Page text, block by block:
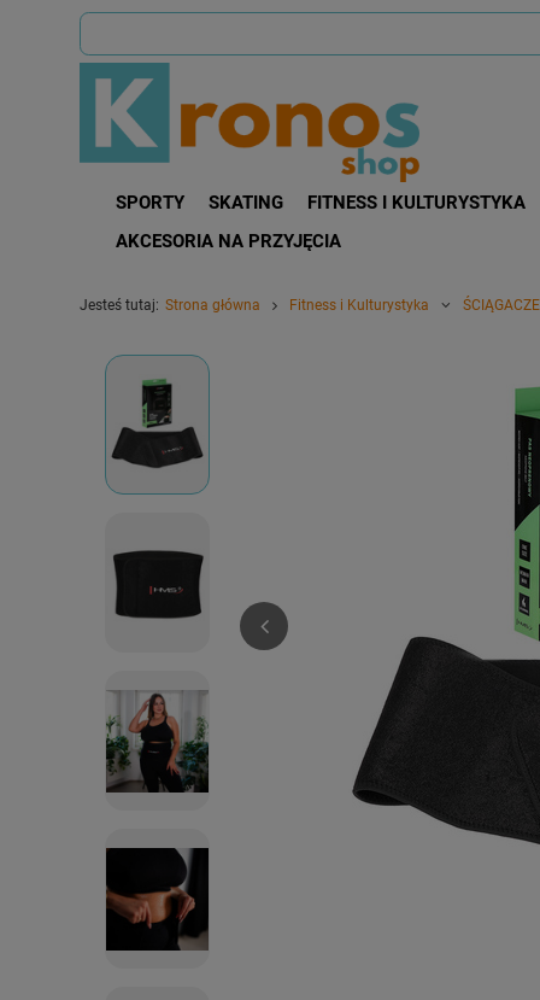
SPORTY SKATING FITNESS I KULTURYSTYKA
AKCESORIA NA PRZYJĘCIA
Jesteś tutaj: Strona główna Fitness i Kulturystyka ŚCIĄGACZE